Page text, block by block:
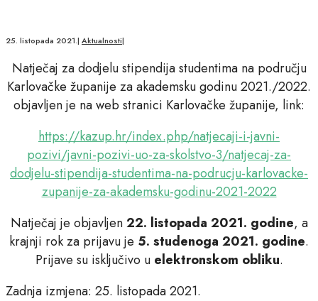
25. listopada 2021.| Aktualnosti|
Natječaj za dodjelu stipendija studentima na području
Karlovačke županije za akademsku godinu 2021./2022.
objavljen je na web stranici Karlovačke županije, link:
https://kazup.hr/index.php/natjecaji-i-javni-
pozivi/javni-pozivi-uo-za-skolstvo-3/natjecaj-za-
dodjelu-stipendija-studentima-na-podrucju-karlovacke-
zupanije-za-akademsku-godinu-2021-2022
Natječaj je objavljen22. listopada 2021. godine, a
krajnji rok za prijavu je 5. studenoga 2021. godine.
Prijave su isključivo u elektronskom obliku.
Zadnja izmjena: 25. listopada 2021.